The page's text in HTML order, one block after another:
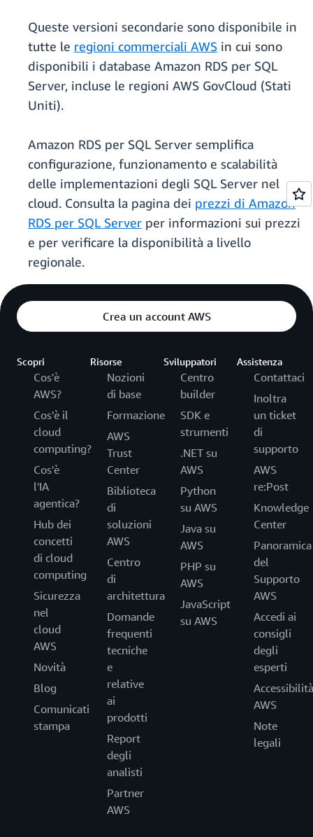
Queste versioni secondarie sono disponibile in
tutte le regioni commerciali AWS in cui sono
disponibili i database Amazon RDS per SQL
Server, incluse le regioni AWS GovCloud (Stati
Uniti).
Amazon RDS per SQL Server semplifica
configurazione, funzionamento e scalabilità
delle implementazioni degli SQL Server nel
cloud. Consulta la pagina dei prezzi di Amazon
RDS per SQL Server per informazioni sui prezzi
e per verificare la disponibilità a livello
regionale.
Crea un account AWS
Scopri
Cos'è
AWS?
Cos'è il
cloud
computing?
Cos'è
l'IA
agentica?
Hub dei
concetti
di cloud
computing
Sicurezza
nel
cloud
AWS
Novità
Blog
Comunicati
stampa
Risorse
Nozioni
di base
Formazione
AWS
Trust
Center
Biblioteca
di
soluzioni
AWS
Centro
di
architettura
Domande
frequenti
tecniche
e
relative
ai
prodotti
Report
degli
analisti
Partner
AWS
Sviluppatori
Centro
builder
SDK e
strumenti
.NET su
AWS
Python
su AWS
Java su
AWS
PHP su
AWS
JavaScript
su AWS
Assistenza
Contattaci
Inoltra
un ticket
di
supporto
AWS
re:Post
Knowledge
Center
Panoramica
del
Supporto
AWS
Accedi ai
consigli
degli
esperti
Accessibilità
AWS
Note
legali